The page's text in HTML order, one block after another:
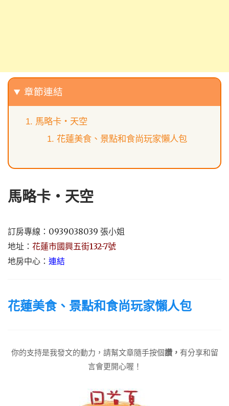
章節連結
馬略卡‧天空
花蓮美食、景點和食尚玩家懶人包
馬略卡‧天空
訂房專線：0939038039 張小姐
地址： 花蓮市國興五街132-7號
地房中心： 連結
花蓮美食、景點和食尚玩家懶人包
你的支持是我發文的動力，請幫文章隨手按個讚， 有分享和留
言會更開心喔！